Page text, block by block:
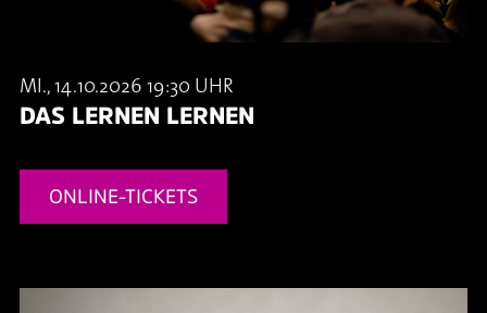
MI., 14.10.2026 19:30 UHR
DAS LERNEN LERNEN
ONLINE-TICKETS